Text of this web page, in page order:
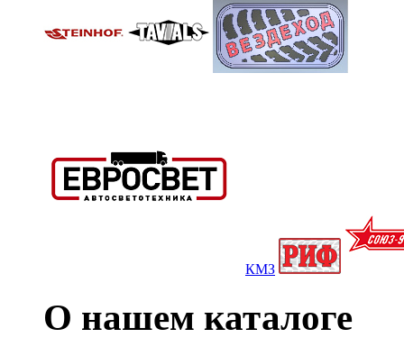
КМЗ
О нашем каталоге